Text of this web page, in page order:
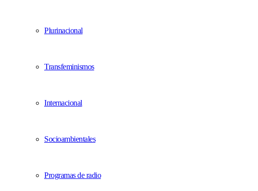
Plurinacional
Transfeminismos
Internacional
Socioambientales
Programas de radio